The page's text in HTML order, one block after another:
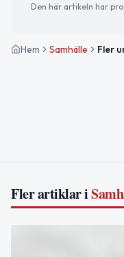
Den här artikeln har
Hem Samhälle
Fler artiklar i